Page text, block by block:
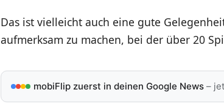
Das ist vielleicht auch eine gute
aufmerksam zu machen, bei der über 20
mobiFlip zuerst in deinen Google News–